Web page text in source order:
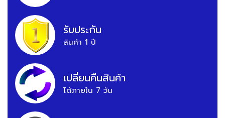
รับประกัน
สินค้า 1 ปี
เปลี่ยนคืนสินค้า
ได้ภายใน 7 วัน